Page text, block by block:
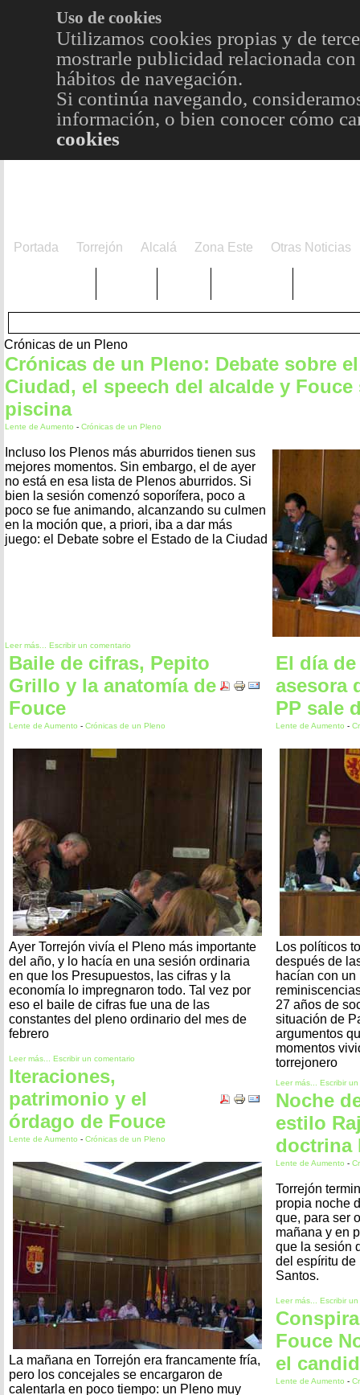
Uso de cookies
Utilizamos cookies propias y de
mostrarle publicidad relacionada
hábitos de navegación.
Si continúa navegando,
información, o bien conocer cómo
cookies
Portada Torrejón Alcalá Zona Este Otras Noticias
Crónicas de un Pleno
Crónicas de un Pleno: Debate sobre
Ciudad, el speech del alcalde y Fouce
piscina
Lente de Aumento - Crónicas de un Pleno
Incluso los Plenos más aburridos tienen sus
mejores momentos. Sin embargo, el de ayer
no está en esa lista de Plenos aburridos. Si
bien la sesión comenzó soporífera, poco a
poco se fue animando, alcanzando su culmen
en la moción que, a priori, iba a dar más
juego: el Debate sobre el Estado de la Ciudad
Leer más... Escribir un comentario
Baile de cifras, Pepito
Grillo y la anatomía de
Fouce
Lente de Aumento - Crónicas de un Pleno
Ayer Torrejón vivía el Pleno más importante
del año, y lo hacía en una sesión ordinaria
en que los Presupuestos, las cifras y la
economía lo impregnaron todo. Tal vez por
eso el baile de cifras fue una de las
constantes del pleno ordinario del mes de
febrero
Leer más... Escribir un comentario
Iteraciones,
patrimonio y el
órdago de Fouce
Lente de Aumento - Crónicas de un Pleno
La mañana en Torrejón era francamente fría,
pero los concejales se encargaron de
calentarla en poco tiempo: un Pleno muy
El día
asesora
PP sale
Lente de Aumento -
Los políticos
después de
hacían con
27 años de
situación de
argumentos
momentos
torrejonero
Leer más... Escribir
Noche
estilo
doctrina
Lente de Aumento -
Torrejón
propia noche
que, para ser
mañana y en
que la sesión
del espíritu de
Santos.
Leer más... Escribir
Fouce
el
Lente de Aumento -